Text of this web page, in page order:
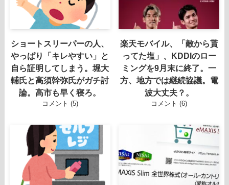
ショートスリーパーの人、
やっぱり「キレやすい」と
自ら証明してしまう。堀大
輔氏と高須幹弥氏がガチ討
論。高市も早く寝ろ。
コメント (5)
楽天モバイル、「敵から貰
ってた塩」、KDDIのロー
ミングを9月末に終了。一
方、地方では継続協議。電
波大丈夫？。
コメント (6)